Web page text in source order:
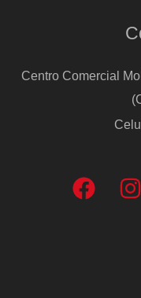
Centro Comercial